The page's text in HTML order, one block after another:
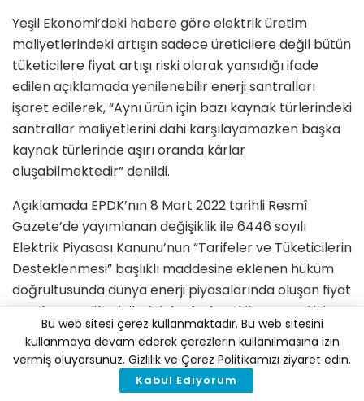
Yeşil Ekonomi’deki habere göre elektrik üretim
maliyetlerindeki artışın sadece üreticilere değil bütün
tüketicilere fiyat artışı riski olarak yansıdığı ifade
edilen açıklamada yenilenebilir enerji santralları
işaret edilerek, “Aynı ürün için bazı kaynak türlerindeki
santrallar maliyetlerini dahi karşılayamazken başka
kaynak türlerinde aşırı oranda kârlar
oluşabilmektedir” denildi.
Açıklamada EPDK’nın 8 Mart 2022 tarihli Resmî
Gazete’de yayımlanan değişiklik ile 6446 sayılı
Elektrik Piyasası Kanunu’nun “Tarifeler ve Tüketicilerin
Desteklenmesi” başlıklı maddesine eklenen hüküm
doğrultusunda dünya enerji piyasalarında oluşan fiyat
artışlarının tüketicileri daha fazla etkilememesi için
önlem alacağı belirtildi.
Açıklamanın devamında şöyle denildi:
Bu web sitesi çerez kullanmaktadır. Bu web sitesini
kullanmaya devam ederek çerezlerin kullanılmasına izin
vermiş oluyorsunuz. Gizlilik ve Çerez Politikamızı ziyaret edin.
Kabul Ediyorum